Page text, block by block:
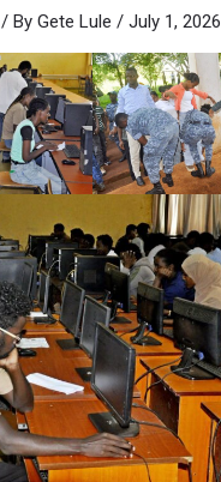
/ ByGete Lule/July 1, 2026